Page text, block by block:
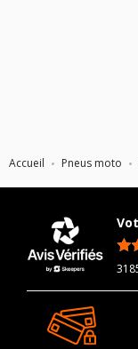
Accueil Pneus moto